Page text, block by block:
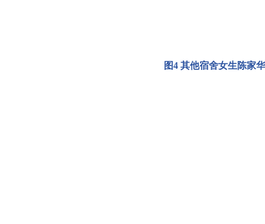
图4 其他宿舍女生陈家